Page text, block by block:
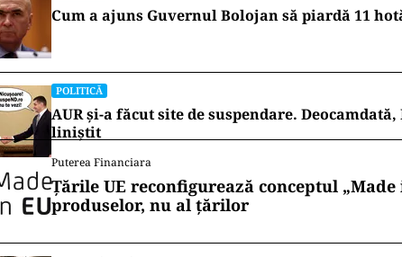
Cum a ajuns Guvernul Bolojan să piardă 11
POLITICĂ
AUR și-a făcut site de suspendare.
liniștit
Puterea Financiara
Țările UE reconfigurează conceptul
produselor, nu al țărilor